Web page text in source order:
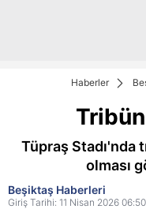
Haberler
Tüpraş
olması
Beşiktaş Haberleri
Giriş Tarihi: 11 Nisan 2026 06:50